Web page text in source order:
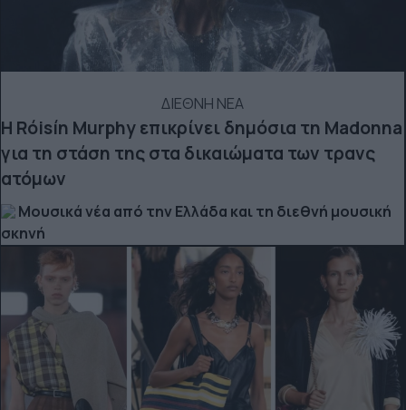
ΔΙΕΘΝΗ ΝΕΑ
Η Róisín Murphy επικρίνει δημόσια τη Madonna
για τη στάση της στα δικαιώματα των τρανς
ατόμων
Μουσικά νέα από την Ελλάδα και τη διεθνή μουσική
σκηνή